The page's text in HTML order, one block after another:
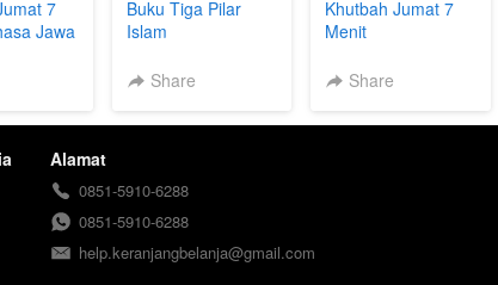
7
Jawa
Buku Tiga Pilar
Islam
Share
Khutbah Jumat 7
Menit
Share
Alamat
0851-5910-6288
0851-5910-6288
help.keranjangbelanja@gmail.com